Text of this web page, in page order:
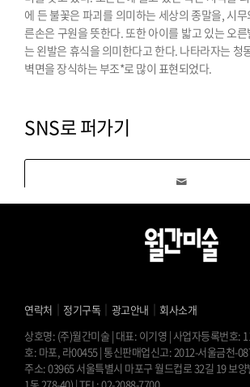
에 든 불꽃은 파괴를 의미하는 세상의 종말을, 시
른손은 구원을 뜻한다. 또한 아이를 밟고 있는 오
는 왼발은 휴식을 의미한다고 한다. 나타라자는 청
벽면을 장식하는 부조*로 많이 표현되었다.
SNS로 퍼가기
연락처 ｜ 정기구독 ｜ 광고안내 ｜ 회사소개
상호명: (주)월간미술 | 대표: 이기영 | 사업자등록번호:
호: 마포, 라00455 | 통신판매업신고: 2012-서울금천-
주소: 03965 서울특별시 마포구 월드컵로 32길 19 보